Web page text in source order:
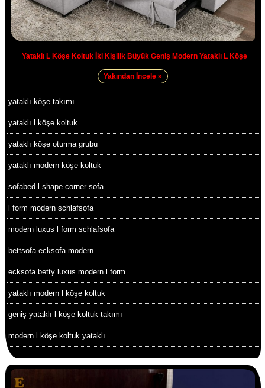
Yataklı L Köşe Koltuk İki Kişilik Büyük Geniş Modern Yataklı L Köşe
Yakından İncele »
yataklı köşe takımı
yataklı l köşe koltuk
yataklı köşe oturma grubu
yataklı modern köşe koltuk
sofabed l shape corner sofa
l form modern schlafsofa
modern luxus l form schlafsofa
bettsofa ecksofa modern
ecksofa betty luxus modern l form
yataklı modern l köşe koltuk
geniş yataklı l köşe koltuk takımı
modern l köşe koltuk yataklı